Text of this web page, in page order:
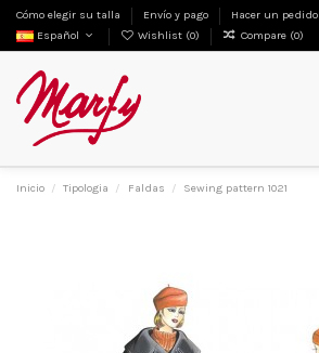
Cómo elegir su talla Envío y pago
Hacer un pedido
Español
Wishlist (0) Compare (0)
Inicio Tipologia Faldas Sewing pattern 1021